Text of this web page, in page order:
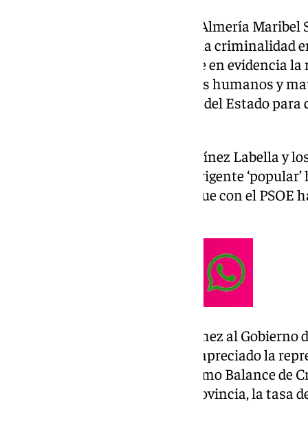
nacional del PP de Almería
este viernes que el aumento de la criminalidad
último balance semestral «pone en evidencia
que no está poniendo los medios humanos y
Fuerzas y Cuerpos de Seguridad del Estado
Junto con la diputada Ana Martínez Labella y
Rodríguez y Jesús Caicedo, la dirigente
delincuencia, por lo que creen que con el PSOE
«Desde la llegada de Pedro Sánchez al
aumentando año tras año», ha apreciado la
Baja, quien se ha referido al último Balance de
Ministerio del Interior. En la provincia, la tasa